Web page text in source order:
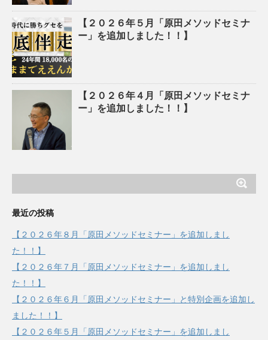
【２０２６年５月「原田メソッドセミナ
ー」を追加しました！！】
【２０２６年４月「原田メソッドセミナ
ー」を追加しました！！】
最近の投稿
【２０２６年８月「原田メソッドセミナー」を追加しまし
た！！】
【２０２６年７月「原田メソッドセミナー」を追加しまし
た！！】
【２０２６年６月「原田メソッドセミナー」と特別企画を追加し
ました！！】
【２０２６年５月「原田メソッドセミナー」を追加しまし